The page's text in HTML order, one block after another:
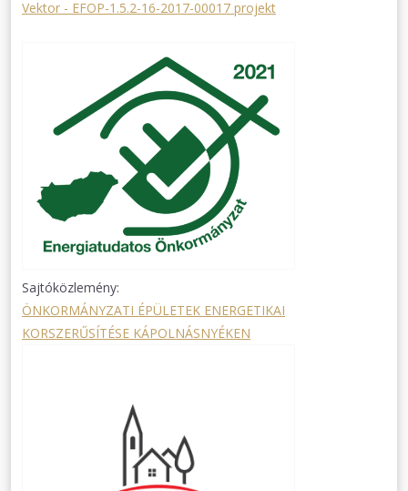
Vektor - EFOP-1.5.2-16-2017-00017 projekt
Sajtóközlemény:
ÖNKORMÁNYZATI ÉPÜLETEK ENERGETIKAI
KORSZERŰSÍTÉSE KÁPOLNÁSNYÉKEN